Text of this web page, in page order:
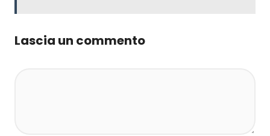
Lascia un commento